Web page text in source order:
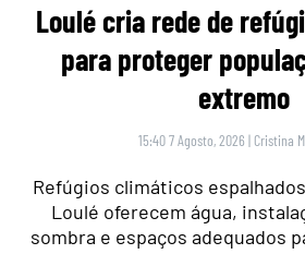
Loulé cria rede de
para proteger
extremo
15:40 7 Agosto, 2026 | Cristina
Refúgios climáticos
Loulé oferecem água,
sombra e espaços adequados